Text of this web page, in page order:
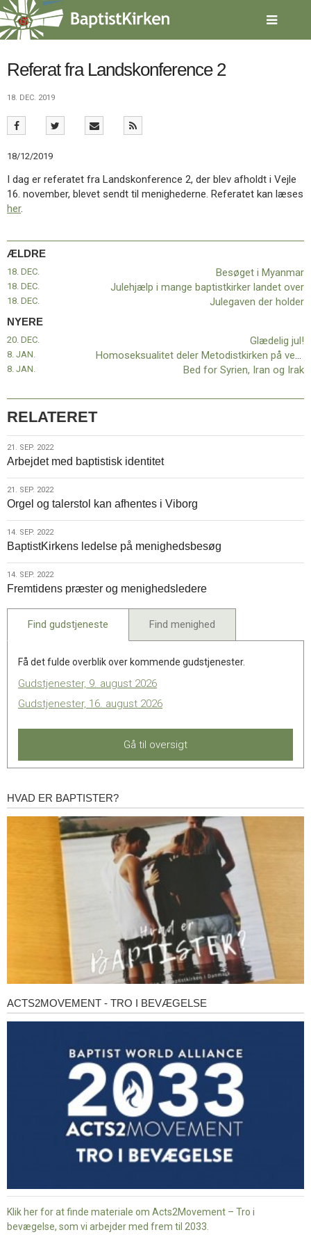
Spring
menu
over
gå
indholdVend
forsiden
1.0:
Forside
3.0:
Kalender
4.0:
Inspiration
7.0:
Om
BaptistKirken
8.0:
Kontakt
9.0:
Forside
10.0:
Nyheder
11.0:
Kalender
12.0:
Inspiration
13.0:
Værktøjskassen
14.0:
Mission
indlæg:
Glædelig
indlæg:
Besøget
Myanmar
Referat fra Landskonference 2
18. DEC. 2019
18/12/2019
I dag er referatet fra Landskonference 2, der blev afholdt i Vejle
16. november, blevet sendt til menighederne. Referatet kan læses
her.
ÆLDRE
18. DEC. Besøget i Myanmar
18. DEC. Julehjælp i mange baptistkirker landet over
18. DEC. Julegaven der holder
NYERE
Glædelig jul!
20. DEC.
Homoseksualitet deler Metodistkirken på verdensplan
8. JAN.
Bed for Syrien, Iran og Irak
8. JAN.
RELATERET
21.
sep.
2022
21. SEP. 2022
Arbejdet med baptistisk identitet
21.
sep.
2022
21. SEP. 2022
Orgel og talerstol kan afhentes i Viborg
14.
sep.
2022
14. SEP. 2022
BaptistKirkens ledelse på menighedsbesøg
14.
sep.
2022
14. SEP. 2022
Fremtidens præster og menighedsledere
Find gudstjeneste Find menighed
Få det fulde overblik over kommende gudstjenester.
Gudstjenester, 9. august 2026
Gudstjenester, 16. august 2026
Gå til oversigt
Hvad
HVAD ER BAPTISTER?
Acts2Movement
ACTS2MOVEMENT - TRO I BEVÆGELSE
Klik her for at finde materiale om Acts2Movement – Tro i
bevægelse, som vi arbejder med frem til 2033.